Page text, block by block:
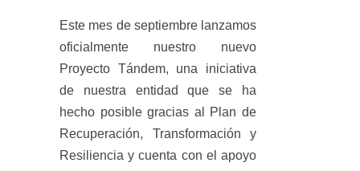
Este mes de septiembre lanzamos
oficialmente nuestro nuevo
Proyecto Tándem, una iniciativa
de nuestra entidad que se ha
hecho posible gracias al Plan de
Recuperación, Transformación y
Resiliencia y cuenta con el apoyo